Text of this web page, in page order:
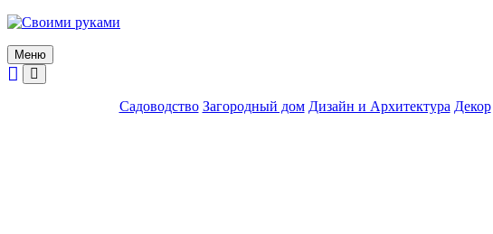
Skip
content
Меню
Садоводство Загородный дом Дизайн и Архитектура Декор